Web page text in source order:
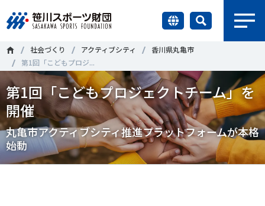
財団情報
研究員紹介
調査・研究
社会づくり
＃誰が子どものスポーツをささえるのか ＃部活動
＃アクティブなまちづくり ＃日本人の身体活動と健康寿命
＃障害者スポーツ ＃スポーツ基本計画 ＃競技人口
社会づくり アクティブシティ
香川県丸亀市
第1回「こどもプロジ...
第1回「こどもプロジェクトチーム」を
開催
丸亀市アクティブシティ推進プラットフォームが本格
始動